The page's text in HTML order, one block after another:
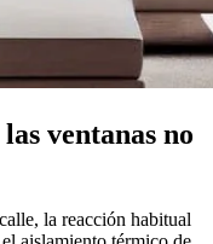
ventanas no
la reacción habitual